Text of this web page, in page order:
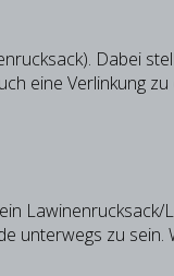
Dabei
eine Verlinkung
unterwegs zu